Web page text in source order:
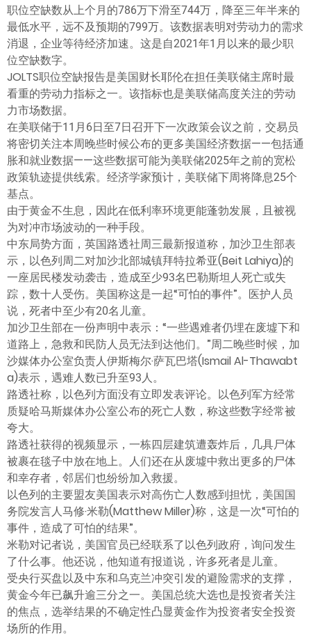
职位空缺数从上个月的786万下滑至744万，降至三年半来的
最低水平，远不及预期的799万。该数据表明对劳动力的需求
消退，企业等待经济加速。这是自2021年1月以来的最少职
位空缺数字。
JOLTS职位空缺报告是美国财长耶伦在担任美联储主席时最
看重的劳动力指标之一。该指标也是美联储高度关注的劳动
力市场数据。
在美联储于11月6日至7日召开下一次政策会议之前，交易员
将密切关注本周晚些时候公布的更多美国经济数据——包括通
胀和就业数据——这些数据可能为美联储2025年之前的宽松
政策轨迹提供线索。经济学家预计，美联储下周将降息25个
基点。
由于黄金不生息，因此在低利率环境更能蓬勃发展，且被视
为对冲市场波动的一种手段。
中东局势方面，英国路透社周三最新报道称，加沙卫生部表
示，以色列周二对加沙北部城镇拜特拉希亚(Beit Lahiya)的
一座居民楼发动袭击，造成至少93名巴勒斯坦人死亡或失
踪，数十人受伤。美国称这是一起“可怕的事件”。医护人员
说，死者中至少有20名儿童。
加沙卫生部在一份声明中表示：“一些遇难者仍埋在废墟下和
道路上，急救和民防人员无法到达他们。”周二晚些时候，加
沙媒体办公室负责人伊斯梅尔·萨瓦巴塔(Ismail Al-Thawabt
a)表示，遇难人数已升至93人。
路透社称，以色列方面没有立即发表评论。以色列军方经常
质疑哈马斯媒体办公室公布的死亡人数，称这些数字经常被
夸大。
路透社获得的视频显示，一栋四层建筑遭轰炸后，几具尸体
被裹在毯子中放在地上。人们还在从废墟中救出更多的尸体
和幸存者，邻居们也纷纷加入救援。
以色列的主要盟友美国表示对高伤亡人数感到担忧，美国国
务院发言人马修·米勒(Matthew Miller)称，这是一次“可怕的
事件，造成了可怕的结果”。
米勒对记者说，美国官员已经联系了以色列政府，询问发生
了什么事。他还说，他知道有报道说，许多死者是儿童。
受央行买盘以及中东和乌克兰冲突引发的避险需求的支撑，
黄金今年已飙升逾三分之一。美国总统大选也是投资者关注
的焦点，选举结果的不确定性凸显黄金作为投资者安全投资
场所的作用。